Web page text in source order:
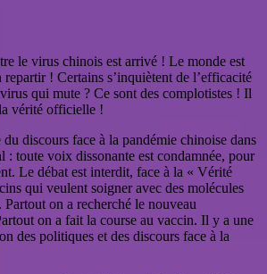
le virus chinois est arrivé ! Le monde est
repartir ! Certains s’inquiètent de l’efficacité
qui mute ? Ce sont des complotistes ! Il
vérité officielle !
du discours face à la pandémie chinoise dans
: toute voix dissonante est condamnée, pour
Le débat est interdit, face à la « Vérité
qui veulent soigner avec des molécules
Partout on a recherché le nouveau
on a fait la course au vaccin. Il y a une
des politiques et des discours face à la